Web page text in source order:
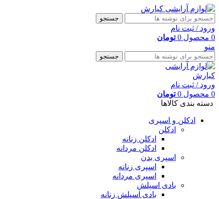
جستجو
ورود / ثبت نام
0 محصول 0 تومان
منو
جستجو
ورود / ثبت نام
0 محصول 0 تومان
دسته بندی کالاها
ادکلن و اسپری
ادکلن
ادکلن زنانه
ادکلن مردانه
اسپری بدن
اسپری زنانه
اسپری مردانه
بادی اسپلش
بادی اسپلش زنانه